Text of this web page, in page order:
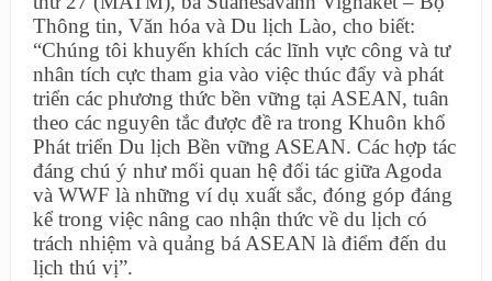
Thông tin, Văn hóa và Du lịch Lào, cho biết:
“Chúng tôi khuyến khích các lĩnh vực công và tư
nhân tích cực tham gia vào việc thúc đẩy và phát
triển các phương thức bền vững tại ASEAN, tuân
theo các nguyên tắc được đề ra trong Khuôn khổ
Phát triển Du lịch Bền vững ASEAN. Các hợp tác
đáng chú ý như mối quan hệ đối tác giữa Agoda
và WWF là những ví dụ xuất sắc, đóng góp đáng
kể trong việc nâng cao nhận thức về du lịch có
trách nhiệm và quảng bá ASEAN là điểm đến du
lịch thú vị”.